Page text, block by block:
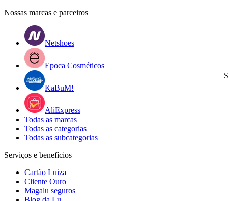
Nossas marcas e parceiros
Netshoes
Epoca Cosméticos
KaBuM!
AliExpress
Todas as marcas
Todas as categorias
Todas as subcategorias
Serviços e benefícios
Cartão Luiza
Cliente Ouro
Magalu seguros